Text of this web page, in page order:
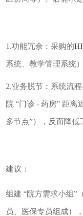
1.功能冗余：采购的
系统、教学管理系统
2.业务脱节：系统流
院 “门诊 - 药房” 距离
多节点”），反而降低
建议：
组建 “院方需求小组”
员、医保专员组成）